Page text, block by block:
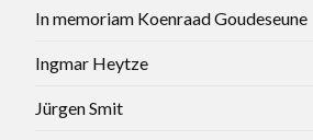
In memoriam Koenraad Goudeseune
Ingmar Heytze
Jürgen Smit